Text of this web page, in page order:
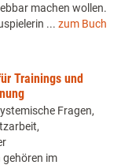
machen wollen.
... zum Buch
Trainings und
Fragen,
im